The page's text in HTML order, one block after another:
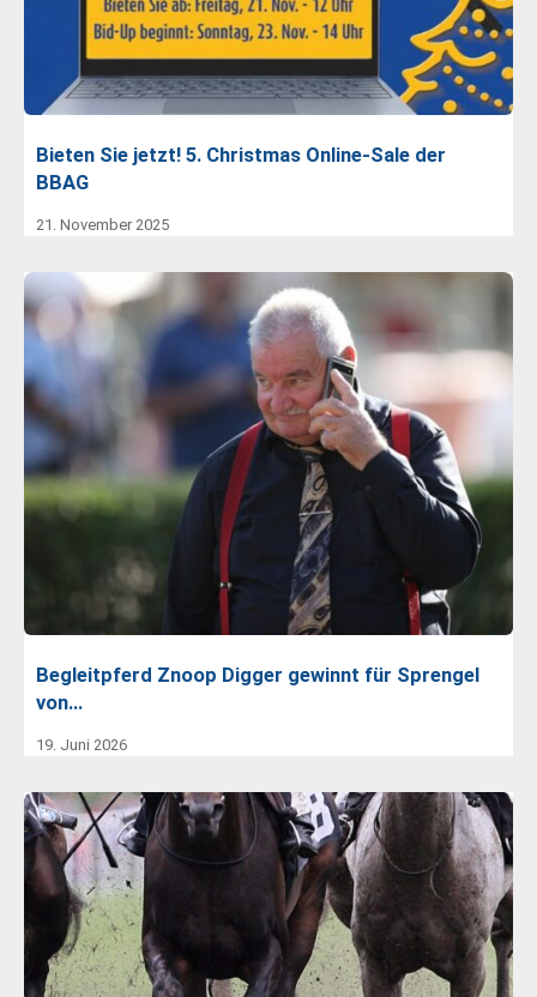
Bieten Sie jetzt! 5. Christmas Online-Sale der
BBAG
21. November 2025
Begleitpferd Znoop Digger gewinnt für Sprengel
von…
19. Juni 2026